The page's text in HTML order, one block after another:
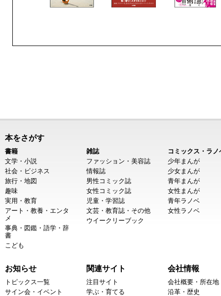
本をさがす
書籍
文学・小説
社会・ビジネス
旅行・地図
趣味
実用・教育
アート・教養・エンタ
メ
事典・図鑑・語学・辞
書
こども
雑誌
ファッション・美容誌
情報誌
男性コミック誌
女性コミック誌
児童・学習誌
文芸・教育誌・その他
ウイークリーブック
コミックス・ラノ
少年まんが
少女まんが
青年まんが
女性まんが
青年ラノベ
女性ラノベ
お知らせ
トピックス一覧
サイン会・イベント
関連サイト
注目サイト
学ぶ・育てる
会社情報
会社概要・所在地
沿革・歴史